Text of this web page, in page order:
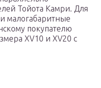
Тойота Камри. Для
малогабаритные
покупателю
XV10 и XV20 с